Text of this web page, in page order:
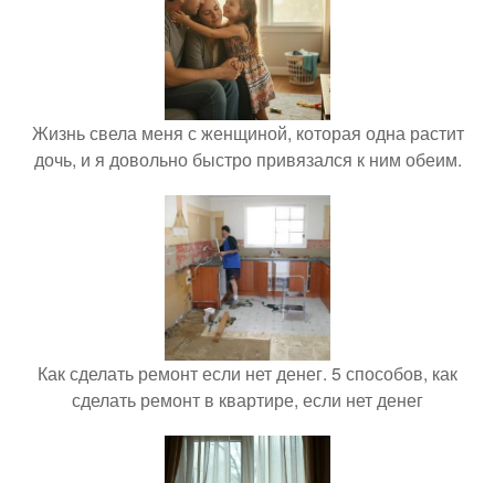
Жизнь свела меня с женщиной, которая одна растит
дочь, и я довольно быстро привязался к ним обеим.
Как сделать ремонт если нет денег. 5 способов, как
сделать ремонт в квартире, если нет денег